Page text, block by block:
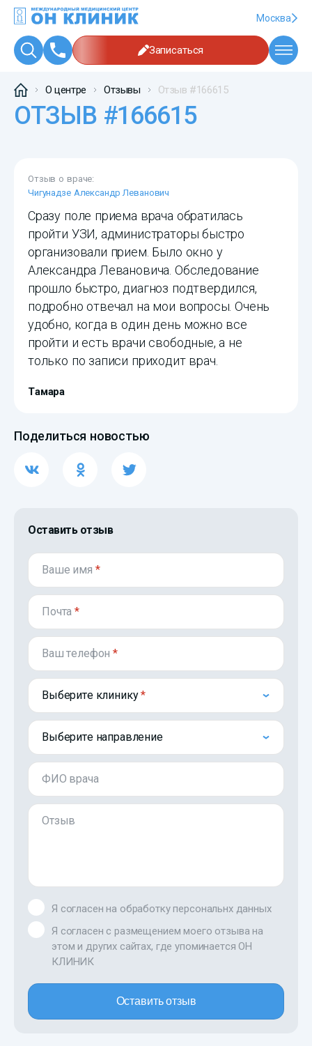
Москва
Записаться
О центре Отзывы Отзыв #166615
ОТЗЫВ #166615
Отзыв о враче:
Чигунадзе Александр Леванович
Сразу поле приема врача обратилась
пройти УЗИ, администраторы быстро
организовали прием. Было окно у
Александра Левановича. Обследование
прошло быстро, диагноз подтвердился,
подробно отвечал на мои вопросы. Очень
удобно, когда в один день можно все
пройти и есть врачи свободные, а не
только по записи приходит врач.
Тамара
Поделиться новостью
Оставить отзыв
Ваше имя *
Почта*
Ваш телефон*
Выберите клинику
Выберите направление
ФИО врача
Отзыв
Я согласен на обработку персональнх данных
Я согласен с размещением моего отзыва на
этом и других сайтах, где упоминается ОН
КЛИНИК
Оставить отзыв